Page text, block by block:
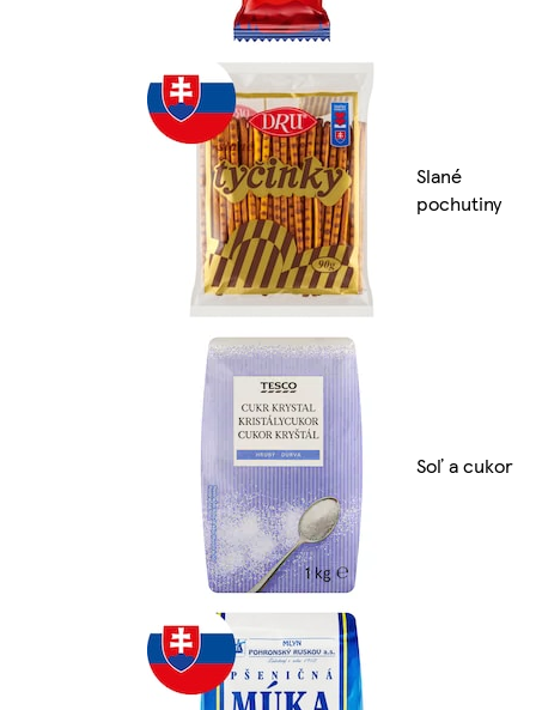
Slané
pochutiny
Soľ a cukor